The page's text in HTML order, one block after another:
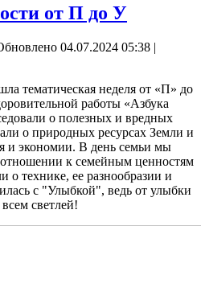
от П до У
04.07.2024 05:38 |
тематическая неделя от «П» до
работы «Азбука
о полезных и вредных
о природных ресурсах Земли и
и экономии. В день семьи мы
к семейным ценностям
о технике, ее разнообразии и
с "Улыбкой", ведь от улыбки
всем светлей!